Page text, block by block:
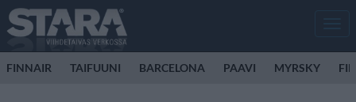
FINNAIR TAIFUUNI BARCELONA PAAVI MYRSKY